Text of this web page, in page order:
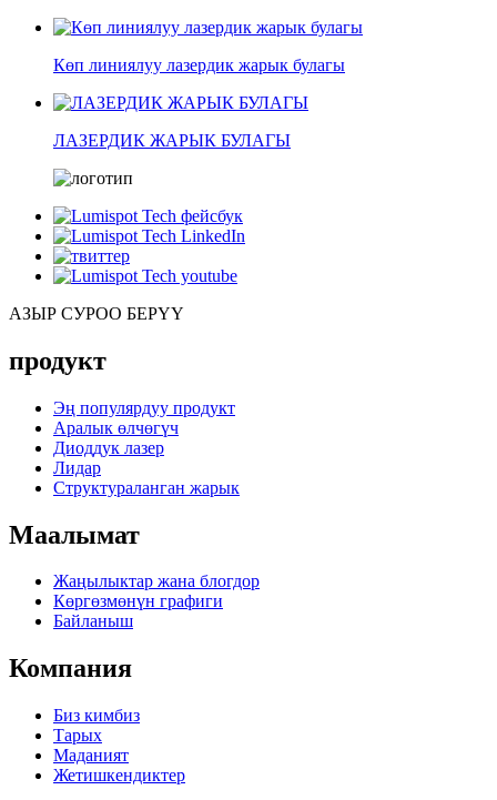
Көп линиялуу лазердик жарык булагы
ЛАЗЕРДИК ЖАРЫК БУЛАГЫ
АЗЫР СУРОО БЕРҮҮ
продукт
Эң популярдуу продукт
Аралык өлчөгүч
Диоддук лазер
Лидар
Структураланган жарык
Маалымат
Жаңылыктар жана блогдор
Көргөзмөнүн графиги
Байланыш
Компания
Биз кимбиз
Тарых
Маданият
Жетишкендиктер